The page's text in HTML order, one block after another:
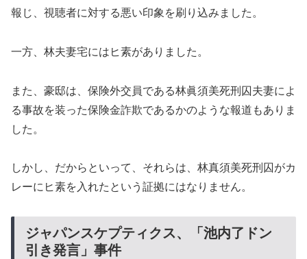
報じ、視聴者に対する悪い印象を刷り込みました。
一方、林夫妻宅にはヒ素がありました。
また、豪邸は、保険外交員である林眞須美死刑囚夫妻によ
る事故を装った保険金詐欺であるかのような報道もありま
した。
しかし、だからといって、それらは、林真須美死刑囚がカ
レーにヒ素を入れたという証拠にはなりません。
ジャパンスケプティクス、「池内了ドン
引き発言」事件